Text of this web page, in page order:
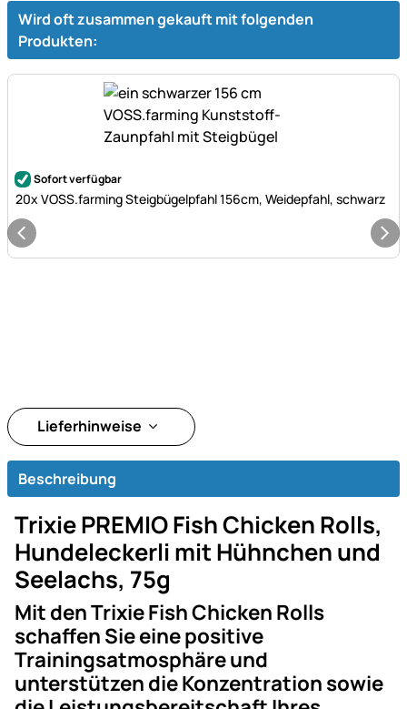
Wird oft zusammen gekauft mit folgenden
Produkten:
Noch keine Bewertungen abgegeben
Sofort verfügbar
20x VOSS.farming Steigbügelpfahl 156cm, Weidepfahl, schwarz
Lieferhinweise
Beschreibung
Trixie PREMIO Fish Chicken Rolls,
Hundeleckerli mit Hühnchen und
Seelachs, 75g
Mit den Trixie Fish Chicken Rolls
schaffen Sie eine positive
Trainingsatmosphäre und
unterstützen die Konzentration sowie